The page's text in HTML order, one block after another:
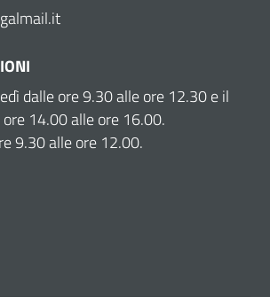
dalle ore 9.30 alle ore 12.30 e il
14.00 alle ore 16.00.
9.30 alle ore 12.00.